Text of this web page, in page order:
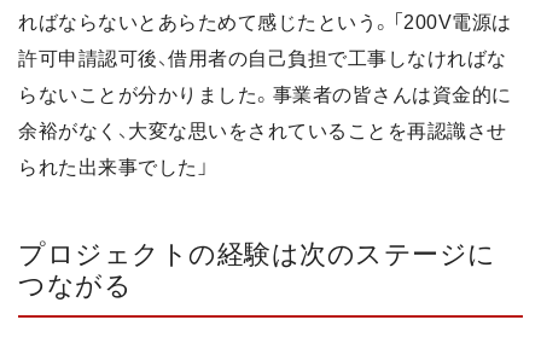
ればならないとあらためて感じたという。「200V電源は
許可申請認可後、借用者の自己負担で工事しなければな
らないことが分かりました。事業者の皆さんは資金的に
余裕がなく、大変な思いをされていることを再認識させ
られた出来事でした」
プロジェクトの経験は次のステージに
つながる